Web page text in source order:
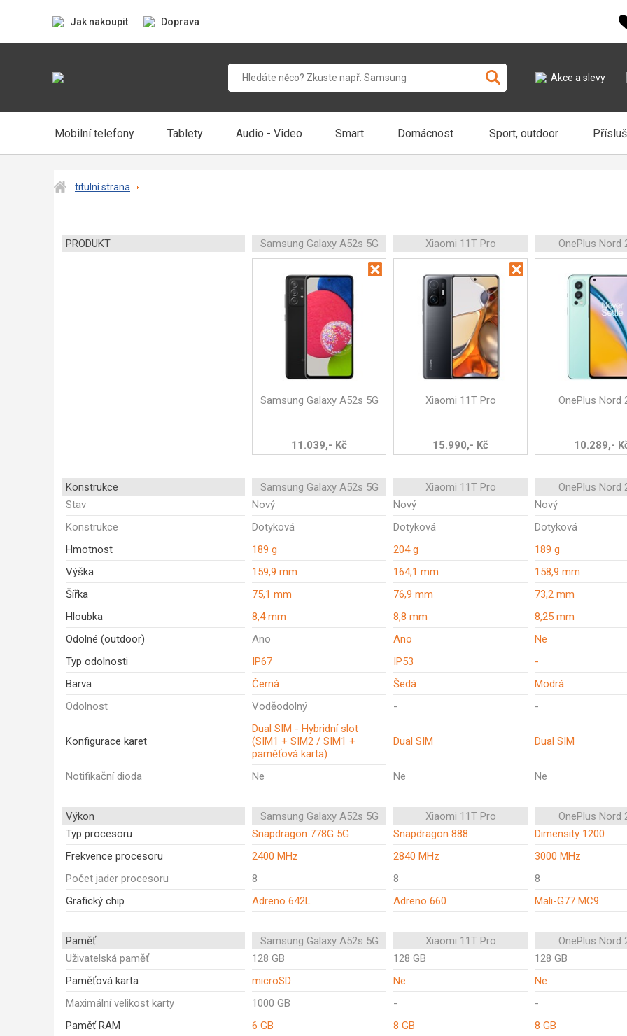
Jak nakoupit Doprava
Akce a slevy
Mobilní telefony Tablety Audio - Video Smart Domácnost Sport, outdoor
titulní strana
PRODUKT Samsung Galaxy A52s 5G Xiaomi 11T Pro OnePlus Nord
Samsung Galaxy A52s 5G
11.039,- Kč
Xiaomi 11T Pro
15.990,- Kč
OnePlus Nord
10.289,-
Konstrukce Samsung Galaxy A52s 5G Xiaomi 11T Pro
OnePlus Nord
Stav
Nový Nový
Nový
Konstrukce
Dotyková Dotyková
Dotyková
Hmotnost
189 g 204 g
189 g
Výška
159,9 mm 164,1 mm
158,9 mm
Šířka
75,1 mm 76,9 mm
73,2 mm
Hloubka
8,4 mm 8,8 mm
8,25 mm
Odolné (outdoor)
Ano Ano
Ne
Typ odolnosti
IP67 IP53
-
Barva
Černá Šedá
Modrá
Odolnost
Voděodolný - -
Konfigurace karet
Dual SIM - Hybridní slot
(SIM1 + SIM2 / SIM1 +
paměťová karta)
Dual SIM Dual SIM
Notifikační dioda Ne Ne Ne
Výkon Samsung Galaxy A52s 5G Xiaomi 11T Pro
OnePlus Nord
Typ procesoru
Snapdragon 778G 5G Snapdragon 888
Dimensity 1200
Frekvence procesoru
2400 MHz 2840 MHz
3000 MHz
Počet jader procesoru
8 8
8
Grafický chip
Adreno 642L Adreno 660 Mali-G77 MC9
Paměť Samsung Galaxy A52s 5G Xiaomi 11T Pro
OnePlus Nord
Uživatelská paměť
128 GB 128 GB
128 GB
Paměťová karta
microSD Ne
Ne
Maximální velikost karty
1000 GB -
-
Paměť RAM
6 GB 8 GB 8 GB